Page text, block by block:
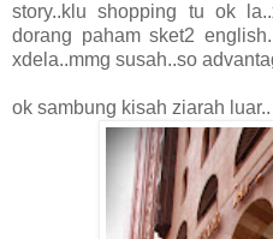
story..klu shopping tu ok
dorang paham sket2
xdela..mmg susah..so
ok sambung kisah ziarah luar..